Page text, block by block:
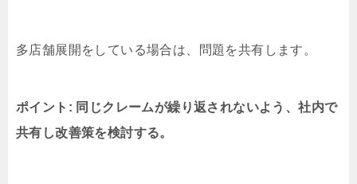
多店舗展開をしている場合は、問題を共有します。
ポイント: 同じクレームが繰り返されないよう、社内で
共有し改善策を検討する。